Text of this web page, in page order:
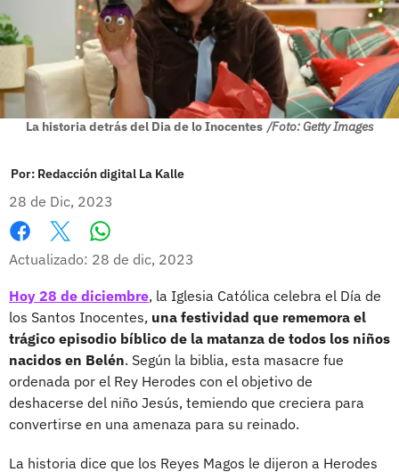
La historia detrás del Dia de lo Inocentes /Foto: Getty Images
Por: Redacción digital La Kalle
28 de Dic, 2023
Facebook
X
Actualizado: 28 de dic, 2023
Hoy 28 de diciembre, la Iglesia Católica celebra el Día de
los Santos Inocentes, una festividad que rememora el
trágico episodio bíblico de la matanza de todos los niños
nacidos en Belén. Según la biblia, esta masacre fue
ordenada por el Rey Herodes con el objetivo de
deshacerse del niño Jesús, temiendo que creciera para
convertirse en una amenaza para su reinado.
La historia dice que los Reyes Magos le dijeron a Herodes